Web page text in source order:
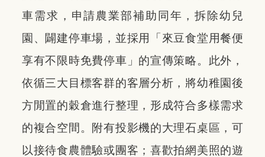
車需求，申請農業部補助同年，拆除幼兒
園、闢建停車場，並採用「來豆食堂用餐便
享有不限時免費停車」的宣傳策略。此外，
依循三大目標客群的客層分析，將幼稚園後
方閒置的穀倉進行整理，形成符合多樣需求
的複合空間。附有投影機的大理石桌區，可
以接待食農體驗或團客；喜歡拍網美照的遊